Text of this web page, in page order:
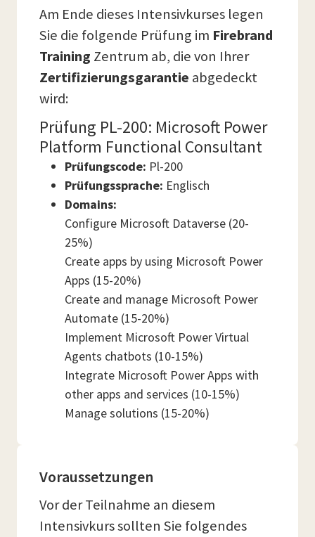
Am Ende dieses Intensivkurses legen
Sie die folgende Prüfung im Firebrand
Training Zentrum ab, die von Ihrer
Zertifizierungsgarantie abgedeckt
wird:
Prüfung PL-200: Microsoft Power
Platform Functional Consultant
Prüfungscode: Pl-200
Prüfungssprache: Englisch
Domains:
Configure Microsoft Dataverse (20-
25%)
Create apps by using Microsoft Power
Apps (15-20%)
Create and manage Microsoft Power
Automate (15-20%)
Implement Microsoft Power Virtual
Agents chatbots (10-15%)
Integrate Microsoft Power Apps with
other apps and services (10-15%)
Manage solutions (15-20%)
Voraussetzungen
Vor der Teilnahme an diesem
Intensivkurs sollten Sie folgendes